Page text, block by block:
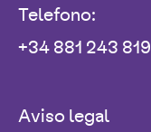
Telefono:
+34 881 243 819
Aviso legal